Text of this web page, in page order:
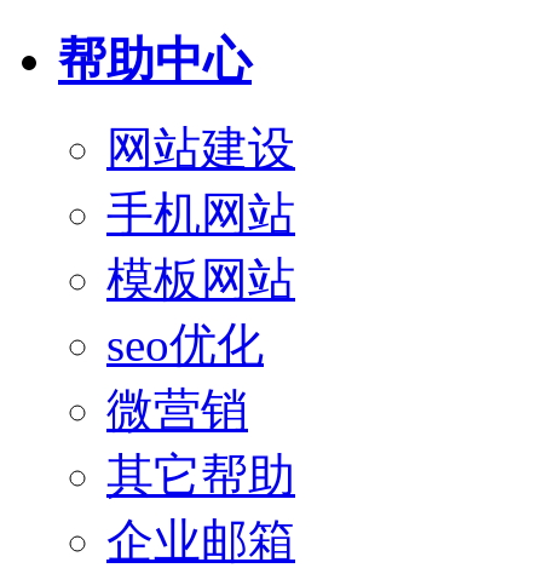
帮助中心
网站建设
手机网站
模板网站
seo优化
微营销
其它帮助
企业邮箱